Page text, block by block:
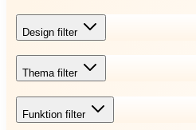
Design filter
Thema filter
Funktion filter